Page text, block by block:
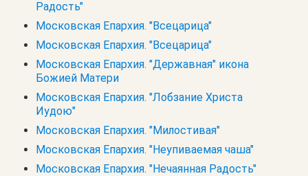
Радость"
Московская Епархия. "Всецарица"
Московская Епархия. "Всецарица"
Московская Епархия. "Державная" икона
Божией Матери
Московская Епархия. "Лобзание Христа
Иудою"
Московская Епархия. "Милостивая"
Московская Епархия. "Неупиваемая чаша"
Московская Епархия. "Нечаянная Радость"